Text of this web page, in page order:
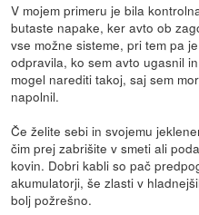
V mojem primeru je bila
butaste napake, ker avto ob
vse možne sisteme, pri tem pa
odpravila, ko sem avto ugasnil
mogel narediti takoj, saj sem
napolnil.
Če želite sebi in svojemu
čim prej zabrišite v smeti ali
kovin. Dobri kabli so pač
akumulatorji, še zlasti v
bolj požrešno.